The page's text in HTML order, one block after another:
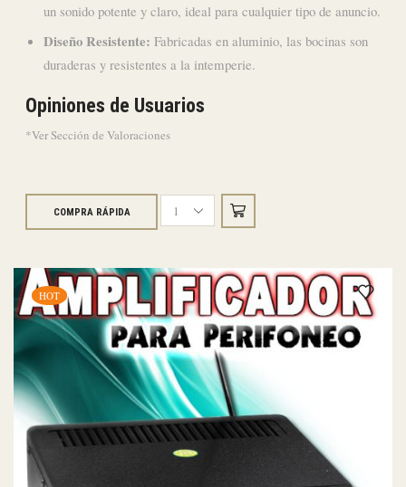
un sonido potente y claro, ideal para cualquier tipo de anuncio.
Diseño Resistente: Fabricadas en aluminio, las bocinas son
duraderas y resistentes a la intemperie.
Opiniones de Usuarios
*Ver Sección de Valoraciones
COMPRA RÁPIDA
para
Perifoneo
quantity
HOT